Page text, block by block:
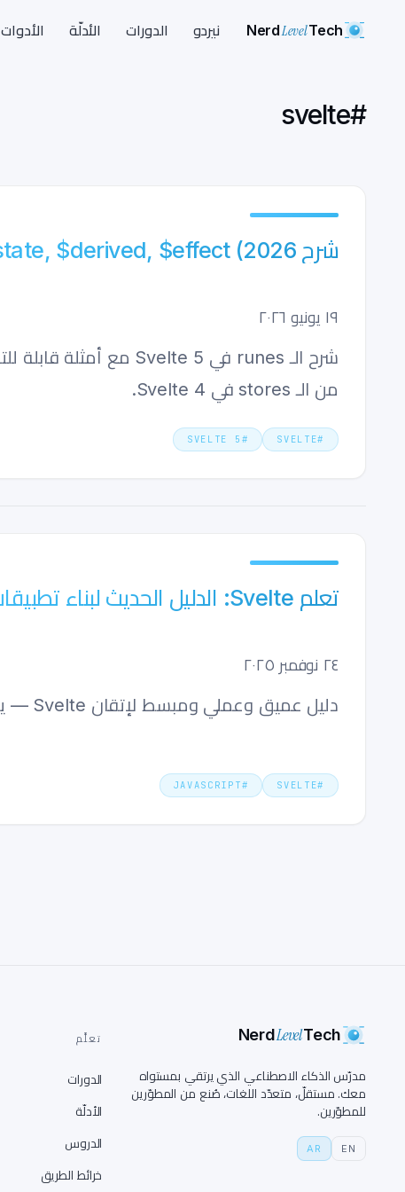
NerdLevelTech نيردو الدورات الأدلّة الأدوات
#
svelte
شرح Svelte 5 Runes: $state, $derived, $effect (2026)
١٩ يونيو ٢٠٢٦
من الـ stores في Svelte 4.
#
SVELTE
#
SVELTE 5
تعلم Svelte: الدليل الحديث لبناء تطبيقات ويب فائقة السرعة
٢٤ نوفمبر ٢٠٢٥
دليل عميق وعملي ومبسط لإتقان Svelte — يغطي الأساسيات، والأداء، وحالات الاستخدام الواقعية، والأنماط الجاهزة للإنتاج.
#
SVELTE
#
JAVASCRIPT
NerdLevelTech
مدرّس الذكاء الاصطناعي الذي يرتقي بمستواه
معك. مستقلّ، متعدّد اللغات، صُنع من المطوّرين
للمطوّرين.
EN
AR
تعلَّم
الدورات
الأدلّة
الدروس
خرائط الطريق